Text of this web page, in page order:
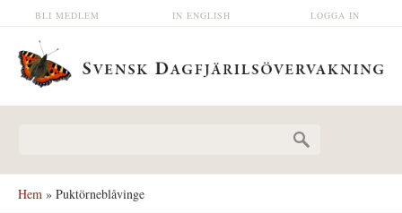
Hoppa till huvudinnehåll LOGGA IN
IN ENGLISH
BLI MEDLEM
Hem » Puktörneblåvinge